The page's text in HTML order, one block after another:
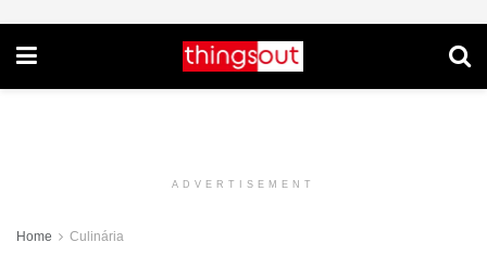
ADVERTISEMENT
Home Culinária